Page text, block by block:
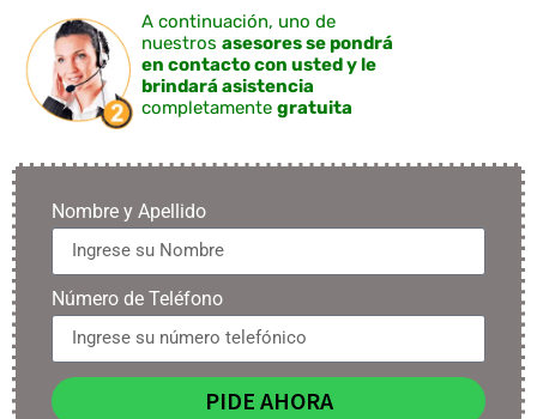
A continuación, uno de
nuestros asesores se pondrá
en contacto con usted y le
brindará asistencia
completamente gratuita
Nombre y Apellido
Número de Teléfono
PIDE AHORA